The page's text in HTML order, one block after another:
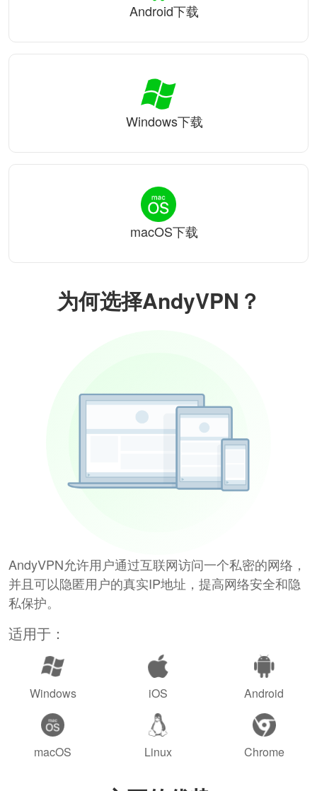
为何选择AndyVPN？
AndyVPN允许用户通过互联网访问一个私密的网络，
并且可以隐匿用户的真实IP地址，提高网络安全和隐
私保护。
适用于：
Windows iOS Android
macOS Linux Chrome
Android下载
Windows下载
macOS下载